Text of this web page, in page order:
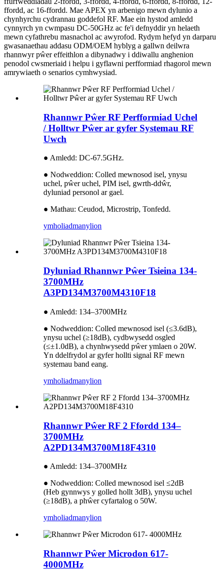
ffordd, ac 16-ffordd. Mae APEX yn arbenigo mewn dylunio a
chynhyrchu cydrannau goddefol RF. Mae ein hystod amledd
cynnyrch yn cwmpasu DC-50GHz ac fe'i defnyddir yn helaeth
mewn cyfathrebu masnachol ac awyrofod. Rydym hefyd yn darparu
gwasanaethau addasu ODM/OEM hyblyg a gallwn deilwra
rhannwyr pŵer effeithlon a dibynadwy i ddiwallu anghenion
penodol cwsmeriaid i helpu i gyflawni perfformiad rhagorol mewn
amrywiaeth o senarios cymhwysiad.
Rhannwr Pŵer RF Perfformiad Uchel
/ Holltwr Pŵer ar gyfer Systemau RF
Uwch
● Amledd: DC-67.5GHz.
● Nodweddion: Colled mewnosod isel, ynysu
uchel, pŵer uchel, PIM isel, gwrth-ddŵr,
dyluniad personol ar gael.
● Mathau: Ceudod, Microstrip, Tonfedd.
ymholiadmanylion
Dyluniad Rhannwr Pŵer Tsieina 134-
3700MHz
A3PD134M3700M4310F18
● Amledd: 134–3700MHz
● Nodweddion: Colled mewnosod isel (≤3.6dB),
ynysu uchel (≥18dB), cydbwysedd osgled
(≤±1.0dB), a chynhwysedd pŵer ymlaen o 20W.
Yn ddelfrydol ar gyfer hollti signal RF mewn
systemau band eang.
ymholiadmanylion
Rhannwr Pŵer RF 2 Ffordd 134–
3700MHz
A2PD134M3700M18F4310
● Amledd: 134–3700MHz
● Nodweddion: Colled mewnosod isel ≤2dB
(Heb gynnwys y golled hollt 3dB), ynysu uchel
(≥18dB), a phŵer cyfartalog o 50W.
ymholiadmanylion
Rhannwr Pŵer Microdon 617-
4000MHz